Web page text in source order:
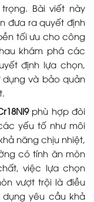
Bài viết này
đưa ra quyết định
tối ưu cho công
khám phá các
định lựa chọn,
và bảo quản
phù hợp đòi
yếu tố như môi
năng chịu nhiệt,
có tính ăn mòn
việc lựa chọn
vượt trội là điều
yêu cầu khả